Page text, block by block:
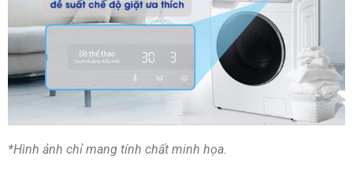
AI Wash tối ưu lượng nước giặt xả, lượng
nước và thời gian giặt
VRT Plus ™ giảm rung ồn đến 30%
QuickDrive giặt xả hiệu quả chỉ trong 39 phút
AI Dispenser tự động cân chỉnh lượng nước
giặt, nước xả
*Hình ảnh chỉ mang tính chất minh họa.